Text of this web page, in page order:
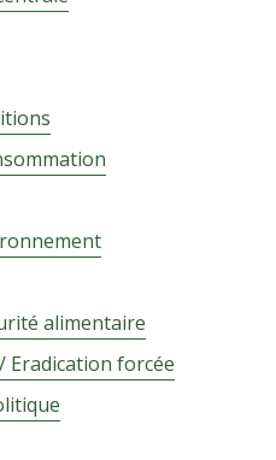
alimentaire
Eradication forcée